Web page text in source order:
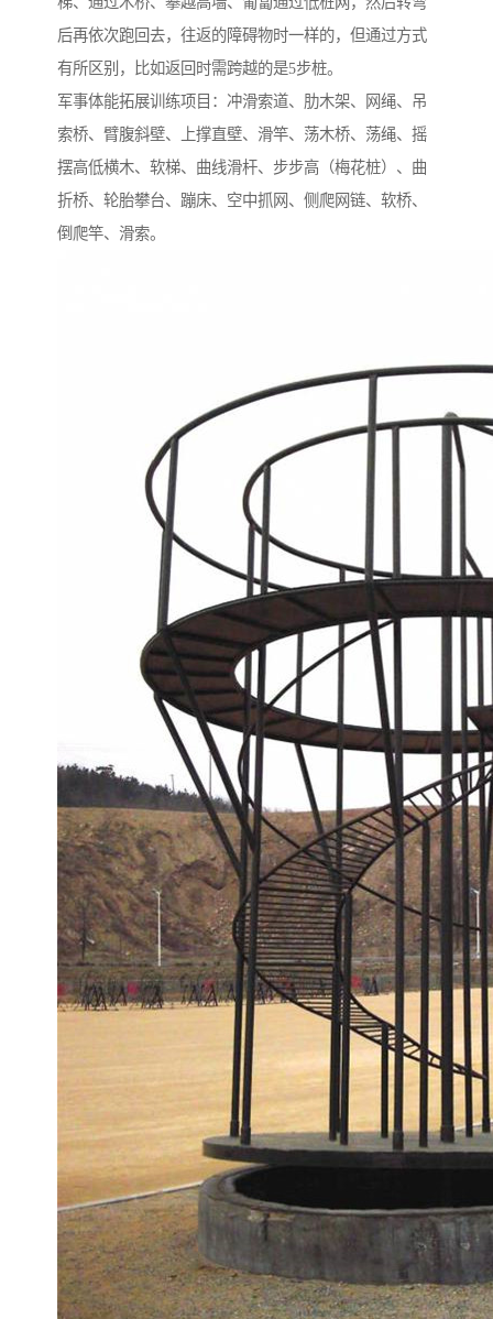
后再依次跑回去，往返的障碍物时一样的，但通过方式
有所区别，比如返回时需跨越的是5步桩。
军事体能拓展训练项目：冲滑索道、肋木架、网绳、吊
索桥、臂腹斜壁、上撑直壁、滑竿、荡木桥、荡绳、摇
摆高低横木、软梯、曲线滑杆、步步高（梅花桩）、曲
折桥、轮胎攀台、蹦床、空中抓网、侧爬网链、软桥、
倒爬竿、滑索。